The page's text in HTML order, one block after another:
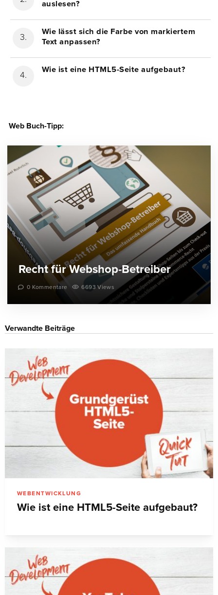
auslesen?
Wie lässt sich die Farbe von markiertem
Text anpassen?
Wie ist eine HTML5-Seite aufgebaut?
Web Buch-Tipp:
Recht für Webshop-Betreiber
0 Kommentare 6693 Views
Verwandte Beiträge
WEBENTWICKLUNG
Wie ist eine HTML5-Seite aufgebaut?